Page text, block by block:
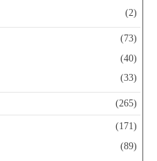
(2)
(73)
(40)
(33)
(265)
(171)
(89)